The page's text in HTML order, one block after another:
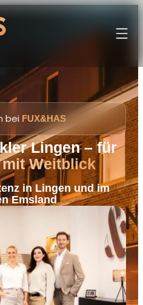
bei FUX&HAS
Lingen –für
Weitblick
in Lingen und im
Emsland